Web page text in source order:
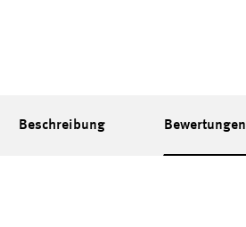
Beschreibung Bewertungen